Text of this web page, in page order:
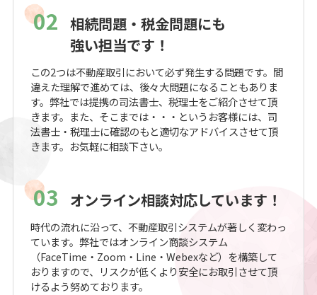
02 相続問題・税金問題にも
強い担当です！
この2つは不動産取引において必ず発生する問題です。間
違えた理解で進めては、後々大問題になることもありま
す。弊社では提携の司法書士、税理士をご紹介させて頂
きます。また、そこまでは・・・というお客様には、司
法書士・税理士に確認のもと適切なアドバイスさせて頂
きます。お気軽に相談下さい。
03 オンライン相談対応しています！
時代の流れに沿って、不動産取引システムが著しく変わっ
ています。弊社ではオンライン商談システム
（FaceTime・Zoom・Line・Webexなど）を構築して
おりますので、リスクが低くより安全にお取引させて頂
けるよう努めております。